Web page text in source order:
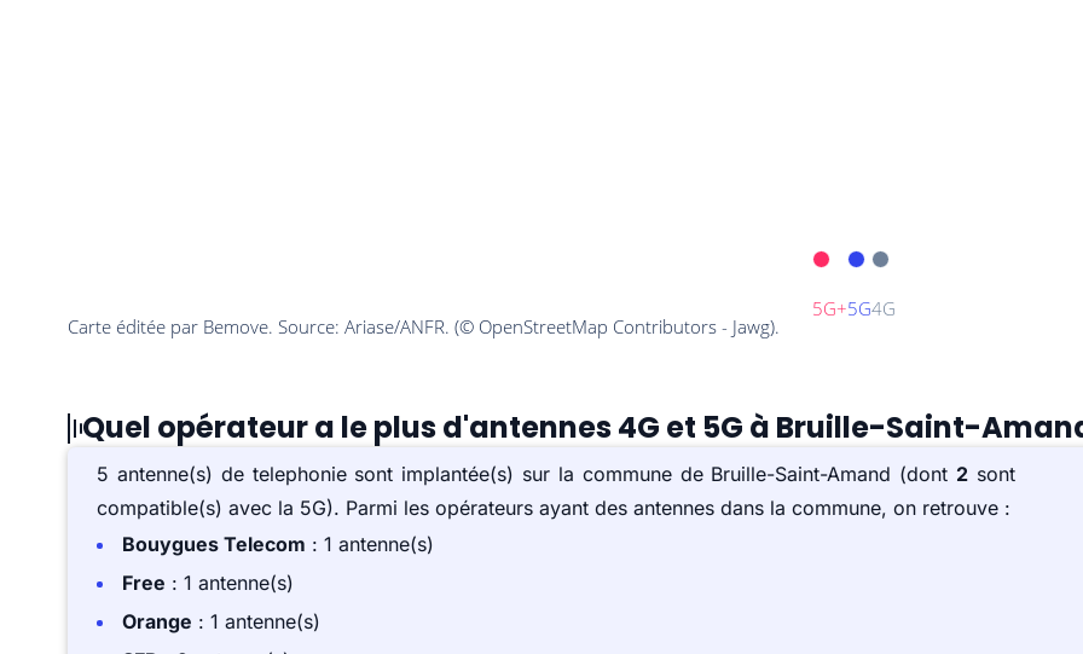
Quel opérateur a le plus d'antennes 4G et 5G à Bruille-Saint-
5 antenne(s) de telephonie sont implantée(s) sur la commune de Bruille-Saint-Amand (dont 2 sont
compatible(s) avec la 5G). Parmi les opérateurs ayant des antennes dans la commune, on retrouve :
Bouygues Telecom : 1 antenne(s)
Free : 1 antenne(s)
Orange : 1 antenne(s)